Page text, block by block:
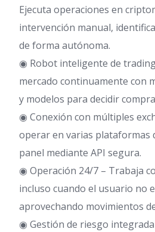
Ejecuta operaciones en
intervención manual,
de forma autónoma.
◉ Robot inteligente de
mercado continuamente con
y modelos para decidir
◉ Conexión con múltiples
operar en varias plataformas
panel mediante API segura.
◉ Operación 24/7 – Trabaja
incluso cuando el usuario no
aprovechando movimientos
◉ Gestión de riesgo